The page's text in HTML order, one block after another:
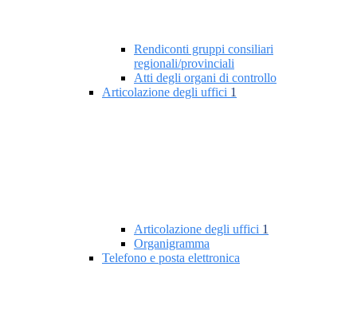
Rendiconti gruppi consiliari
regionali/provinciali
Atti degli organi di controllo
Articolazione degli uffici 1
Articolazione degli uffici 1
Organigramma
Telefono e posta elettronica